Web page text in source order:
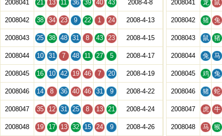
2008041 21 13 11 36 39 40 43 2008-4-8
2008042 38 34 23 9 22 1 24 2008-4-13
2008043 25 38 48 31 8 43 23 2008-4-15
2008044 10 31 7 48 11 27 5 2008-4-17
2008045 16 10 42 19 46 7 20 2008-4-19
2008046 14 8 36 40 46 31 9 2008-4-22
2008047 35 12 31 25 8 13 21 2008-4-24
2008048 19 17 13 32 15 24 9 2008-4-26
2008041 龙 鼠
2008042 猪 兔
2008043 鼠 猪
2008044 兔 马
2008045 鸡 兔
2008046 猪 蛇
2008047 虎 牛
2008048 马 猴